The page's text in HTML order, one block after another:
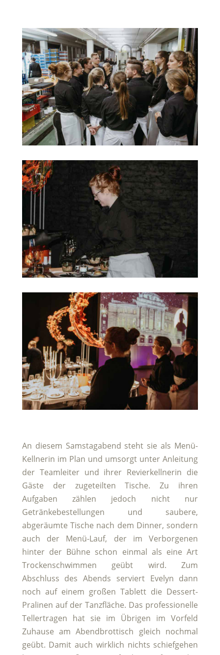
An diesem Samstagabend steht sie als Menü-
Kellnerin im Plan und umsorgt unter Anleitung
der Teamleiter und ihrer Revierkellnerin die
Gäste der zugeteilten Tische. Zu ihren
Aufgaben zählen jedoch nicht nur
Getränkebestellungen und saubere,
abgeräumte Tische nach dem Dinner, sondern
auch der Menü-Lauf, der im Verborgenen
hinter der Bühne schon einmal als eine Art
Trockenschwimmen geübt wird. Zum
Abschluss des Abends serviert Evelyn dann
noch auf einem großen Tablett die Dessert-
Pralinen auf der Tanzfläche. Das professionelle
Tellertragen hat sie im Übrigen im Vorfeld
Zuhause am Abendbrottisch gleich nochmal
geübt. Damit auch wirklich nichts schiefgehen